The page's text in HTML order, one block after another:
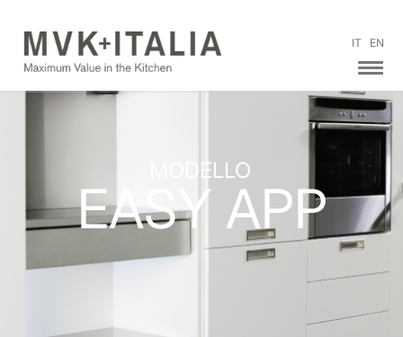
EN
IT
MODELLO
EASY APP